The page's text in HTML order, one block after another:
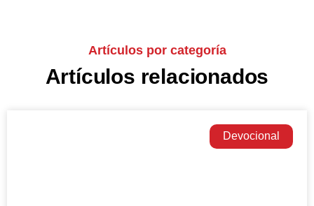
Artículos por categoría
Artículos relacionados
Devocional